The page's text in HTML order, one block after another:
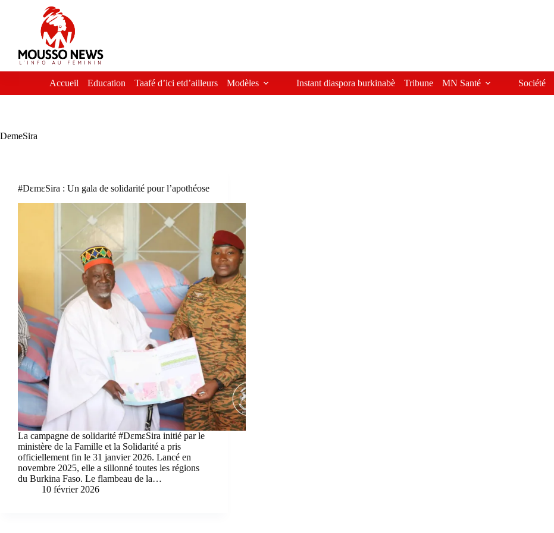
Accueil Education Taafé d’ici etd’ailleurs Modèles Instant diaspora burkinabè Tribune MN Santé Société
DemeSira
#DɛmɛSira : Un gala de solidarité pour l’apothéose
La campagne de solidarité #DɛmɛSira initié par le
ministère de la Famille et la Solidarité a pris
officiellement fin le 31 janvier 2026. Lancé en
novembre 2025, elle a sillonné toutes les régions
du Burkina Faso. Le flambeau de la…
10 février 2026